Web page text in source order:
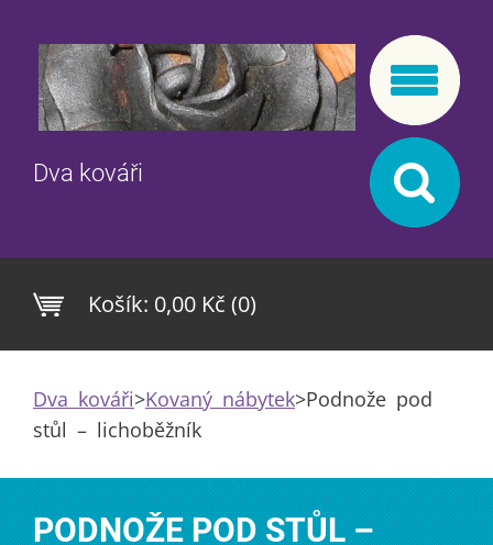
Dva kováři
Košík: 0,00 Kč (0)
Dva kováři>Kovaný nábytek>Podnože pod
stůl – lichoběžník
PODNOŽE POD STŮL –